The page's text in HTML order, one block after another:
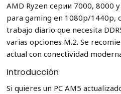
AMD Ryzen серии 7000, 8000
para gaming en 1080p/1440p,
trabajo diario que necesita
varias opciones M.2. Se
actual con conectividad
Introducción
Si quieres un PC AM5